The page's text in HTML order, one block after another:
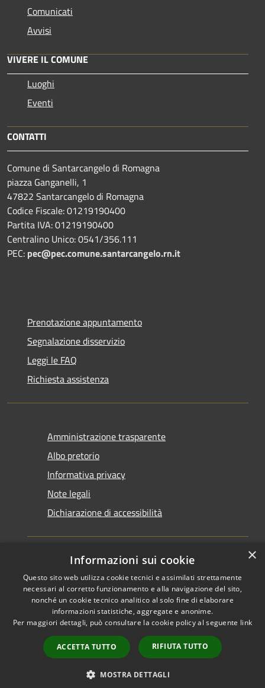
Comunicati
Avvisi
VIVERE IL COMUNE
Luoghi
Eventi
CONTATTI
Comune di Santarcangelo di Romagna
piazza Ganganelli, 1
47822 Santarcangelo di Romagna
Codice Fiscale: 01219190400
Partita IVA: 01219190400
Centralino Unico: 0541/356.111
PEC: pec@pec.comune.santarcangelo.rn.it
Prenotazione appuntamento
Segnalazione disservizio
Leggi le FAQ
Richiesta assistenza
Amministrazione trasparente
Albo pretorio
Informativa privacy
Note legali
Dichiarazione di accessibilità
RSS
Accessibilità
Cookie
Mappa del sito
Piano di miglioramento
Copyright © 2026 • Comune di
Santarcangelo di Romagna •
Powered byMunicipium
Accesso redazione
×
Informazioni sui cookie
Questo sito web utilizza cookie tecnici e assimilati strettamente
necessari al corretto funzionamento e alla navigazione del sito,
nonché un cookie tecnico analitico al solo fine di elaborare
informazioni statistiche, aggregate e anonime.
Per maggiori dettagli, può consultare la cookie policy al seguente link
ACCETTA TUTTO RIFIUTA TUTTO
MOSTRA DETTAGLI